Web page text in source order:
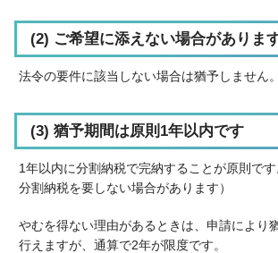
(2) ご希望に添えない場合がありま
法令の要件に該当しない場合は猶予しません。
(3) 猶予期間は原則1年以内です
1年以内に分割納税で完納することが原則です
分割納税を要しない場合があります）
やむを得ない理由があるときは、申請により
行えますが、通算で2年が限度です。